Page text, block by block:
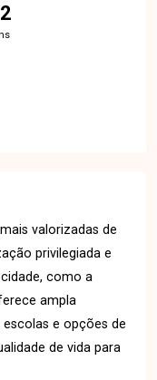
2
valorizadas de
privilegiada e
como a
ampla
e opções de
de vida para